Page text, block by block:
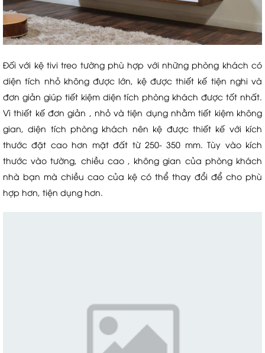
Đối với kệ tivi treo tường phù hợp với những phòng khách có
diện tích nhỏ không được lớn, kệ được thiết kế tiện nghi và
đơn giản giúp tiết kiệm diện tích phòng khách được tốt nhất.
Vì thiết kế đơn giản , nhỏ và tiện dụng nhằm tiết kiệm không
gian, diện tích phòng khách nên kệ được thiết kế với kích
thước đặt cao hơn mặt đất từ 250- 350 mm. Tùy vào kích
thước vào tường, chiều cao , không gian của phòng khách
nhà bạn mà chiều cao của kệ có thể thay đổi để cho phù
hợp hơn, tiện dụng hơn.